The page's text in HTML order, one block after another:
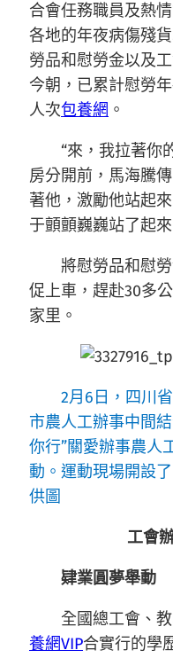
合會任務職員及熱
各地的年夜病傷殘
勞品和慰勞金以及
今朝，已累計慰勞
人次包養網 。
“來，我拉著你
房分開前，馬海騰
著他，激勵他站起
于顫顫巍巍站了起來
將慰勞品和慰
促上車，趕赴30多
家里。
2月6日，四川
市農人工辦事中間
你行”關愛辦事農人
動。運動現場開設
供圖
工會
肄業圓夢舉動
全國總工會、
養網VIP合實行的學